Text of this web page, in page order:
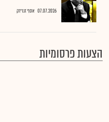
07.07.2026 אסף זגריזק
הצעות פרסומיות